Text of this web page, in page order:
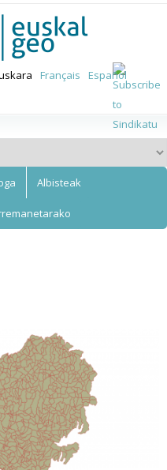
Français Español
Albisteak